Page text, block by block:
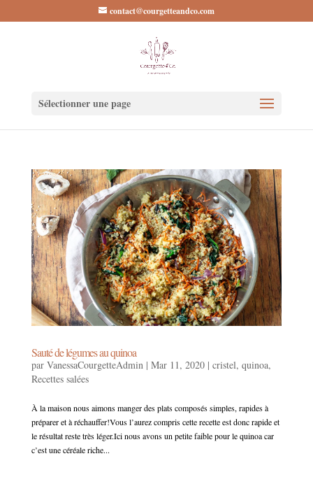
contact@courgetteandco.com
Sélectionner une page
Sauté de légumes au quinoa
par VanessaCourgetteAdmin| Mar 11, 2020| cristel, quinoa,
Recettes salées
À la maison nous aimons manger des plats composés simples, rapides à
préparer et à réchauffer!Vous l’aurez compris cette recette est donc rapide et
le résultat reste très léger.Ici nous avons un petite faible pour le quinoa car
c’est une céréale riche...